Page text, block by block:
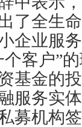
了全生
企业服
客户”
基金的
服务实
募机构